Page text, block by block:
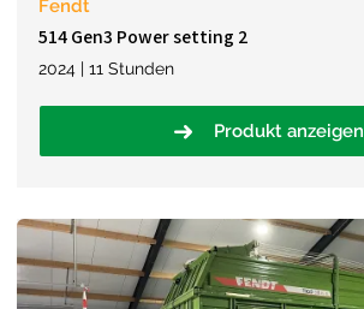
Fendt
514 Gen3 Power setting 2
2024 | 11 Stunden
Produkt anzeigen